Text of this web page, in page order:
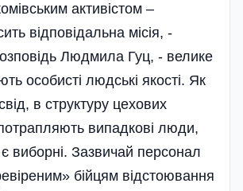
активістом –
відповідальна місія, -
Людмила Гуц, - велике
особисті людські якості. Як
в структуру цехових
потрапляють випадкові люди,
виборні. Зазвичай персонал
бійцям відстоювання